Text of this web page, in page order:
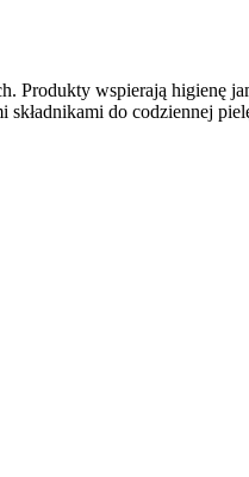
Produkty wspierają higienę
składnikami do codziennej